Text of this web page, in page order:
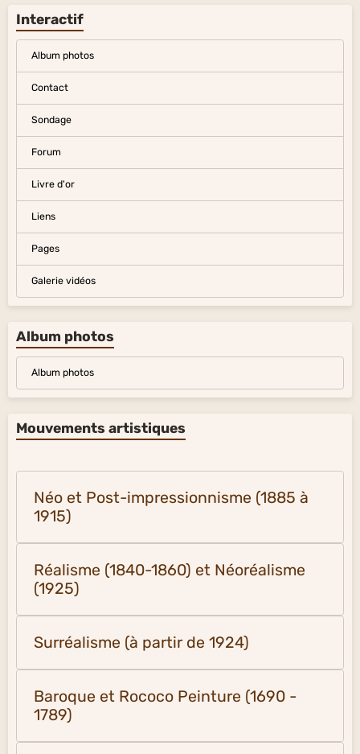
Interactif
Album photos
Contact
Sondage
Forum
Livre d'or
Liens
Pages
Galerie vidéos
Album photos
Album photos
Mouvements artistiques
Néo et Post-impressionnisme (1885 à
1915)
Réalisme (1840-1860) et Néoréalisme
(1925)
Surréalisme (à partir de 1924)
Baroque et Rococo Peinture (1690 -
1789)